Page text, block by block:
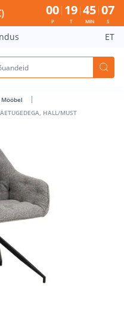
MUST - Bauhof has
00
P
19
T
45
MIN
06
S
ET
Mööbel
HALL/MUST